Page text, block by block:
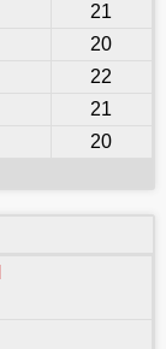
21
20
22
21
20